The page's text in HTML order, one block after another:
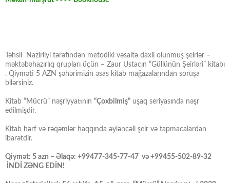
Təhsil Nazirliyi tərəfindən metodiki vəsaitə daxil olunmuş şeirlər –
məktəbəhazırlıq qrupları üçün – Zaur Ustacın “Güllünün Şeirləri” kitabı
. Qiyməti 5 AZN şəhərimizin əsas kitab mağazalarından soruşa
bilərsiniz.
Kitab “Mücrü” nəşriyyatının “Çoxbilmiş” uşaq seriyasında nəşr
edilmişdir.
Kitab hərf və rəqəmlər haqqında əyləncəli şeir və tapmacalardan
ibarətdir.
Qiymət: 5 azn – Əlaqə: +99477-345-77-47 və +99455-502-89-32
İNDİ ZƏNG EDİN!